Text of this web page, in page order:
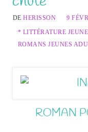
DEHERISSON
9
* LITTÉRATURE
ROMANS JEUNES
ROMAN